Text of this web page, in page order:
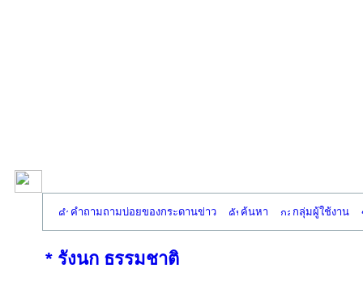
คำถามถามบ่อยของกระดานข่าว ค้นหา กลุ่มผู้ใช้งาน
* รังนก ธรรมชาติ